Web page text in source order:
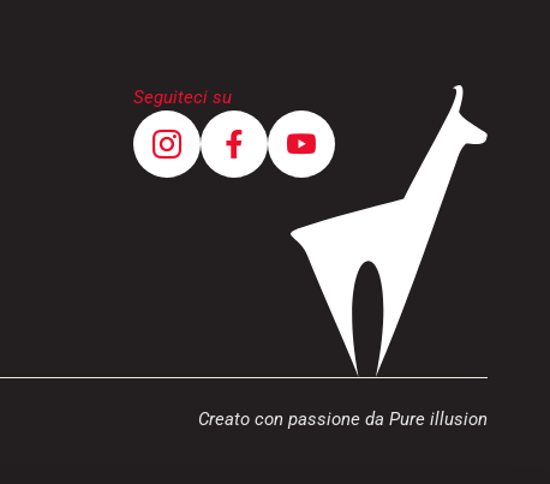
Seguiteci su
Creato con passione da Pure illusion